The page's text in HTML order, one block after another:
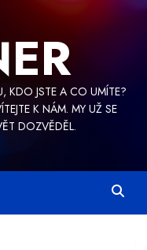
KDO JSTE A CO UMÍTE?
K NÁM. MY UŽ SE
DOZVĚDĚL.